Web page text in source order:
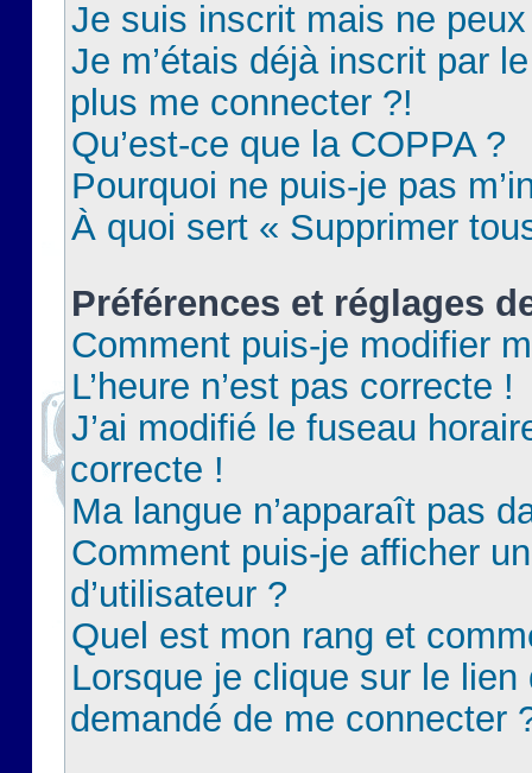
Je suis inscrit mais ne
Je m’étais déjà inscrit par
plus me connecter ?!
Qu’est-ce que la COPPA ?
Pourquoi ne puis-je pas
À quoi sert « Supprimer
Préférences et réglages
Comment puis-je modifier
L’heure n’est pas correcte !
J’ai modifié le fuseau
correcte !
Ma langue n’apparaît pas
Comment puis-je afficher
d’utilisateur ?
Quel est mon rang et
Lorsque je clique sur le lien
demandé de me connecter